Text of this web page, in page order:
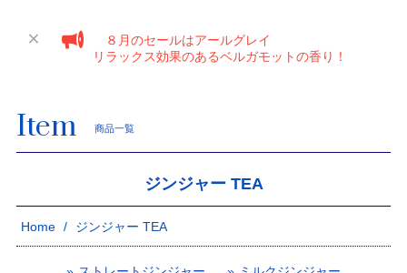
８月のセールはアールグレイ
リラックス効果のあるベルガモットの香り！
Item 商品一覧
ジンジャー TEA
Home ジンジャー TEA